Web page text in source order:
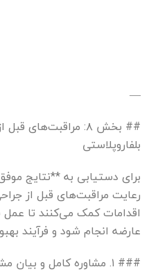
—
## بخش ۸:
بلفاروپلاستی
برای دستیابی به **نتایج
رعایت مراقبت‌های قبل از
اقدامات کمک می‌کنند تا عمل
عارضه انجام شود و فرآیند
### ۱. مشاوره کامل و بیان مشکلات